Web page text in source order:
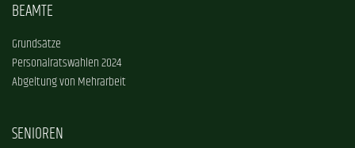
BEAMTE
Grundsätze
Personalratswahlen 2024
Abgeltung von Mehrarbeit
SENIOREN